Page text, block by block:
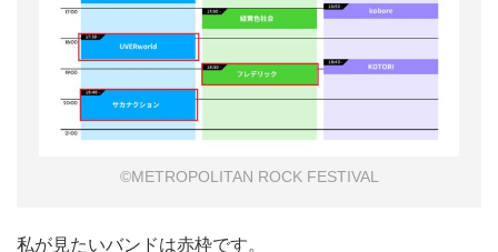
©METROPOLITAN ROCK FESTIVAL
私が見たいバンドは赤枠です。